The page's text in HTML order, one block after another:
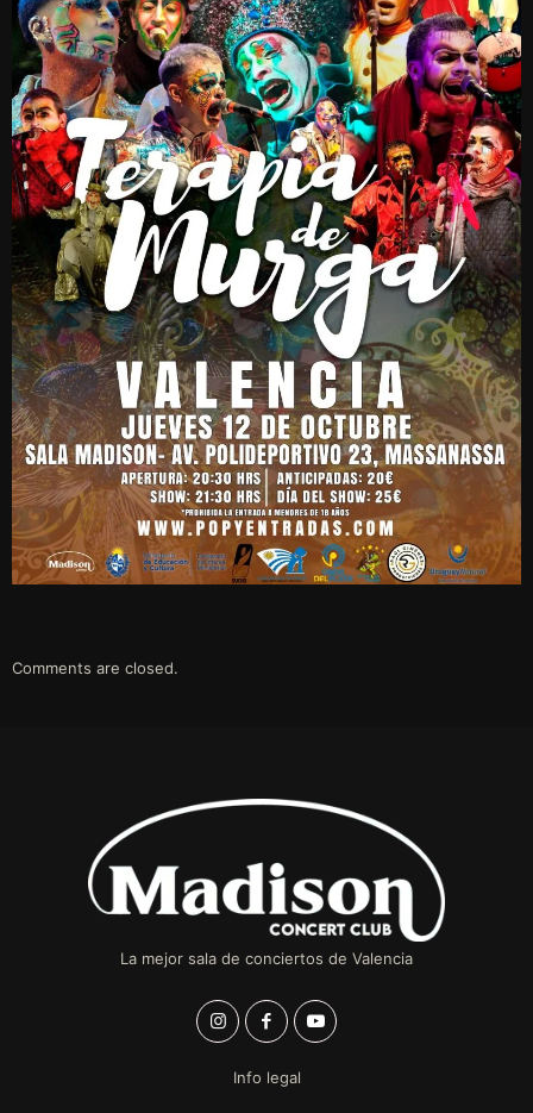
Comments are closed.
La mejor sala de conciertos de Valencia
Info legal